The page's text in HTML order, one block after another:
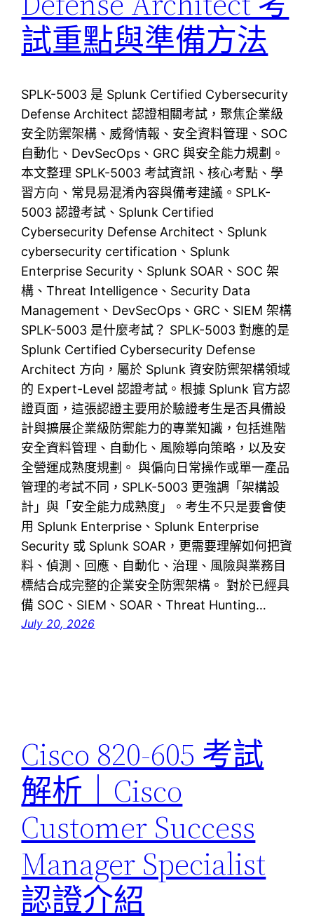
試重點與準備方法
SPLK-5003 是 Splunk Certified Cybersecurity
Defense Architect 認證相關考試，聚焦企業級
安全防禦架構、威脅情報、安全資料管理、SOC
自動化、DevSecOps、GRC 與安全能力規劃。
本文整理 SPLK-5003 考試資訊、核心考點、學
習方向、常見易混淆內容與備考建議。SPLK-
5003 認證考試、Splunk Certified
Cybersecurity Defense Architect、Splunk
cybersecurity certification、Splunk
Enterprise Security、Splunk SOAR、SOC 架
構、Threat Intelligence、Security Data
Management、DevSecOps、GRC、SIEM 架構
SPLK-5003 是什麼考試？ SPLK-5003 對應的是
Splunk Certified Cybersecurity Defense
Architect 方向，屬於 Splunk 資安防禦架構領域
的 Expert-Level 認證考試。根據 Splunk 官方認
證頁面，這張認證主要用於驗證考生是否具備設
計與擴展企業級防禦能力的專業知識，包括進階
安全資料管理、自動化、風險導向策略，以及安
全營運成熟度規劃。 與偏向日常操作或單一產品
管理的考試不同，SPLK-5003 更強調「架構設
計」與「安全能力成熟度」。考生不只是要會使
用 Splunk Enterprise、Splunk Enterprise
Security 或 Splunk SOAR，更需要理解如何把資
料、偵測、回應、自動化、治理、風險與業務目
標結合成完整的企業安全防禦架構。 對於已經具
備 SOC、SIEM、SOAR、Threat Hunting…
July 20, 2026
Cisco 820-605 考試
解析｜Cisco
Customer Success
Manager Specialist
認證介紹